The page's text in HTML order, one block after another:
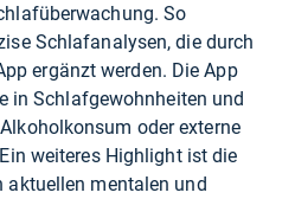
So
Schlafanalysen, die durch
ergänzt werden. Die App
in Schlafgewohnheiten und
oder externe
weiteres Highlight ist die
aktuellen mentalen und